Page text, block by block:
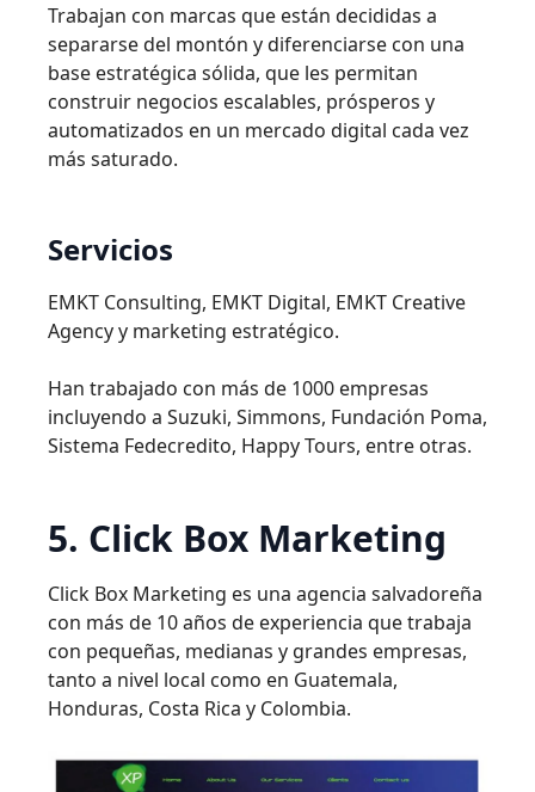
Trabajan con marcas que están decididas a
separarse del montón y diferenciarse con una
base estratégica sólida, que les permitan
construir negocios escalables, prósperos y
automatizados en un mercado digital cada vez
más saturado.
Servicios
EMKT Consulting, EMKT Digital, EMKT Creative
Agency y marketing estratégico.
Han trabajado con más de 1000 empresas
incluyendo a Suzuki, Simmons, Fundación Poma,
Sistema Fedecredito, Happy Tours, entre otras.
5. Click Box Marketing
Click Box Marketing es una agencia salvadoreña
con más de 10 años de experiencia que trabaja
con pequeñas, medianas y grandes empresas,
tanto a nivel local como en Guatemala,
Honduras, Costa Rica y Colombia.